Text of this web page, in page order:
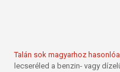
Talán sok magyarhoz
lecseréled a benzin- vagy